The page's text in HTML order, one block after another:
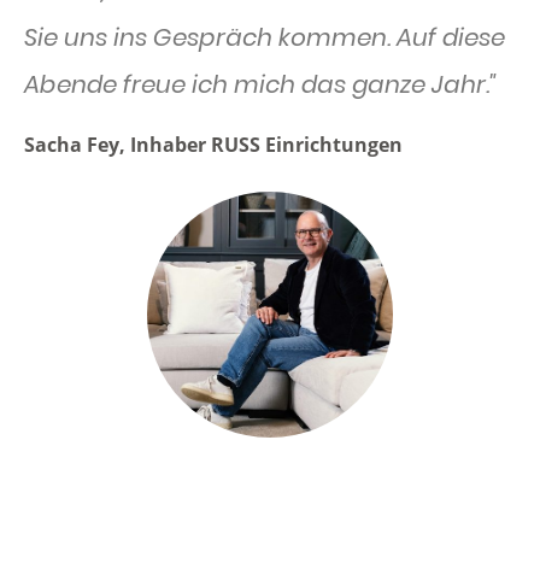
Sie uns ins Gespräch kommen. Auf diese
Abende freue ich mich das ganze Jahr."
Sacha Fey, Inhaber RUSS Einrichtungen